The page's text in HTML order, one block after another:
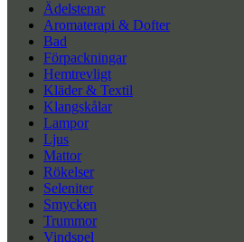
Ädelstenar
Aromaterapi & Dofter
Bad
Förpackningar
Hemtrevligt
Kläder & Textil
Klangskålar
Lampor
Ljus
Mattor
Rökelser
Seleniter
Smycken
Trummor
Vindspel